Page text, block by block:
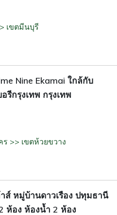
เขตมีนบุรี
Nine Ekamai ใกล้กับ
รีกรุงเทพ กรุงเทพ
>> เขตห้วยขวาง
ส์ หมู่บ้านดาวเรือง ปทุมธานี
ห้อง ห้องน้ำ 2 ห้อง